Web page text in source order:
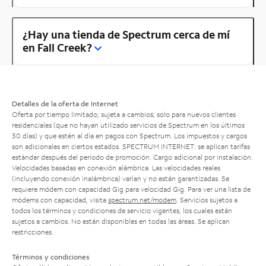
¿Hay una tienda de Spectrum cerca de mí
en Fall Creek?
Detalles de la oferta de Internet
Oferta por tiempo limitado; sujeta a cambios; solo para nuevos clientes
residenciales (que no hayan utilizado servicios de Spectrum en los últimos
30 días) y que estén al día en pagos con Spectrum. Los impuestos y cargos
son adicionales en ciertos estados. SPECTRUM INTERNET: se aplican tarifas
estándar después del período de promoción. Cargo adicional por instalación.
Velocidades basadas en conexión alámbrica. Las velocidades reales
(incluyendo conexión inalámbrica) varían y no están garantizadas. Se
requiere módem con capacidad Gig para velocidad Gig. Para ver una lista de
módems con capacidad, visita spectrum.net/modem . Servicios sujetos a
todos los términos y condiciones de servicio vigentes, los cuales están
sujetos a cambios. No están disponibles en todas las áreas. Se aplican
restricciones.
Términos y condiciones